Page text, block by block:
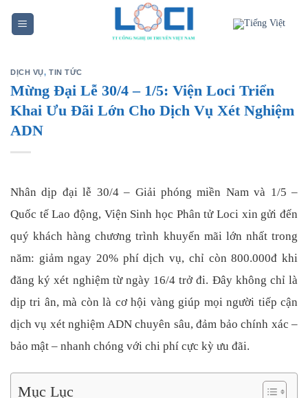
DỊCH VỤ,TIN TỨC
Mừng Đại Lễ 30/4 – 1/5: Viện Loci Triển
Khai Ưu Đãi Lớn Cho Dịch Vụ Xét Nghiệm
ADN
Nhân dịp đại lễ 30/4 – Giải phóng miền Nam và 1/5 –
Quốc tế Lao động, Viện Sinh học Phân tử Loci xin gửi đến
quý khách hàng chương trình khuyến mãi lớn nhất trong
năm: giảm ngay 20% phí dịch vụ, chỉ còn 800.000đ khi
đăng ký xét nghiệm từ ngày 16/4 trở đi. Đây không chỉ là
dịp tri ân, mà còn là cơ hội vàng giúp mọi người tiếp cận
dịch vụ xét nghiệm ADN chuyên sâu, đảm bảo chính xác –
bảo mật – nhanh chóng với chi phí cực kỳ ưu đãi.
Mục Lục